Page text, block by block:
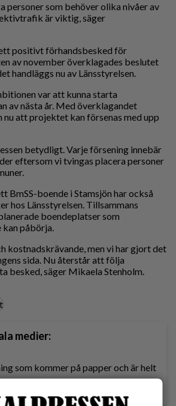
personer som behöver olika nivåer av
är viktig, säger
positivt förhandsbesked för
av november överklagades beslutet
handläggs nu av Länsstyrelsen.
var att kunna starta
av nästa år. Med överklagandet
nu att projektet kan försenas med upp
betydligt. Varje försening innebär
eftersom vi tvingas placera personer
BmSS-boende i Stamsjön har också
hos Länsstyrelsen. Tillsammans
boendeplatser som
kan påbörja.
kostnadskrävande, men vi har gjort det
sida. Nu återstår att följa
besked, säger Mikaela Stenholm.
medier:
som kommer på papper och är helt